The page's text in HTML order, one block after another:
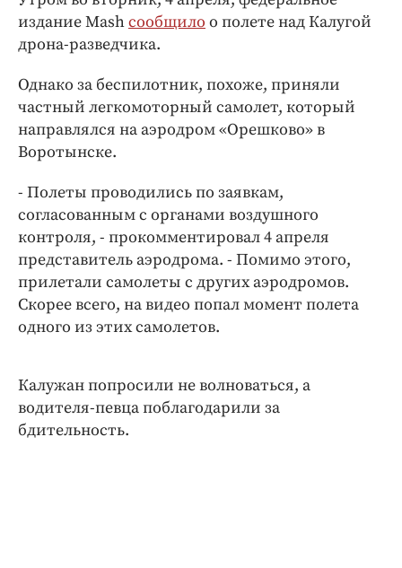
Интересное чтиво
Клиника года
Бренд года
Работодатель года
издание Mashсообщило о полете над Калугой
дрона-разведчика.
Однако за беспилотник, похоже, приняли
частный легкомоторный самолет, который
направлялся на аэродром «Орешково» в
Воротынске.
- Полеты проводились по заявкам,
согласованным с органами воздушного
контроля, - прокомментировал 4 апреля
представитель аэродрома. - Помимо этого,
прилетали самолеты с других аэродромов.
Скорее всего, на видео попал момент полета
одного из этих самолетов.
Калужан попросили не волноваться, а
водителя-певца поблагодарили за
бдительность.